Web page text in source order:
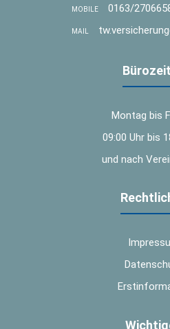
MOBILE 0163/
MAIL
Montag bis
09:00 Uhr bis
und nach